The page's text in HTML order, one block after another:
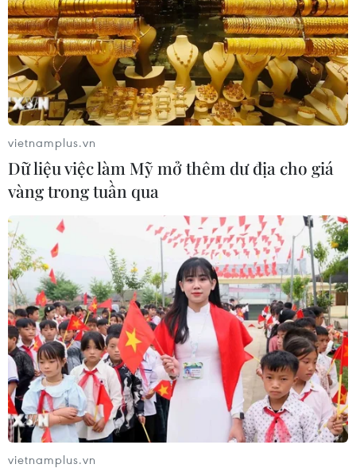
vietnamplus.vn
Dữ liệu việc làm Mỹ mở thêm dư địa cho giá
vàng trong tuần qua
vietnamplus.vn